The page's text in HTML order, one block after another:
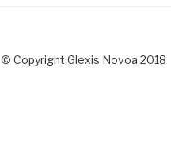
© Copyright Glexis Novoa 2018